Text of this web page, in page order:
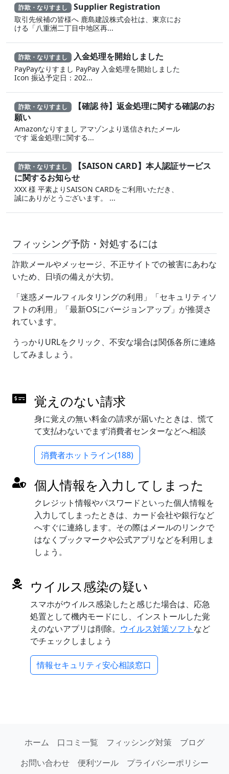
詐欺・なりすまし Supplier Registration
取引先候補の皆様へ 鹿島建設株式会社は、東京にお
ける「八重洲二丁目中地区再...
詐欺・なりすまし 入金処理を開始しました
PayPayなりすまし PayPay 入金処理を開始しました
Icon 振込予定日：202...
詐欺・なりすまし 【確認 待】返金処理に‍関する確認のお
願い
Amazonなりすまし ア‍マゾ‍ンより送信されたメール
です 返金‌処 理に 関する...
詐欺・なりすまし 【SAISON CARD】本人認証サービス
に関するお知らせ
XXX 様 平素よりSAISON CARDをご利用いただき、
誠にありがとうございます。 ...
フィッシング予防・対処するには
詐欺メールやメッセージ、不正サイトでの被害にあわな
いため、日頃の備えが大切。
「迷惑メールフィルタリングの利用」「セキュリティソ
フトの利用」「最新OSにバージョンアップ」が推奨さ
れています。
うっかりURLをクリック、不安な場合は関係各所に連絡
してみましょう。
覚えのない請求
身に覚えの無い料金の請求が届いたときは、慌て
て支払わないでまず消費者センターなどへ相談
消費者ホットライン(188)
個人情報を入力してしまった
クレジット情報やパスワードといった個人情報を
入力してしまったときは、カード会社や銀行など
へすぐに連絡します。その際はメールのリンクで
はなくブックマークや公式アプリなどを利用しま
しょう。
ウイルス感染の疑い
スマホがウイルス感染したと感じた場合は、応急
処置として機内モードにし、インストールした覚
えのないアプリは削除。 ウイルス対策ソフト など
でチェックしましょう
情報セキュリティ安心相談窓口
ホーム 口コミ一覧 フィッシング対策
ブログ
お問い合わせ
便利ツール プライバシーポリシー